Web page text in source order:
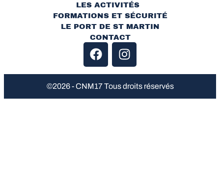
LES ACTIVITÉS
FORMATIONS ET SÉCURITÉ
LE PORT DE ST MARTIN
CONTACT
©2026 - CNM17 Tous droits réservés